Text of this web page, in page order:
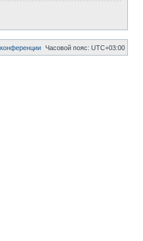
Часовой пояс: UTC+03:00